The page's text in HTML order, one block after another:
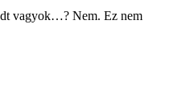
vagyok…? Nem. Ez nem